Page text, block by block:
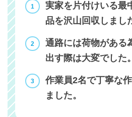
実家を片付けいる最
品を沢山回収しまし
通路には荷物がある
出す際は大変でした。
作業員2名で丁寧な
ました。